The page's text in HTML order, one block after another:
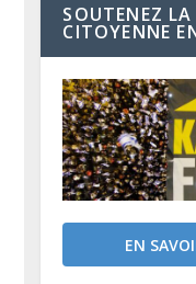
SOUTENEZ
CITOYENNE
EN